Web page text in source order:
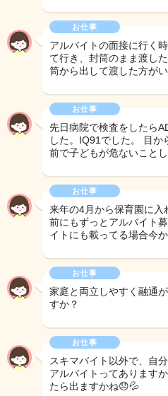
お仕事
アルバイトの面接に行く
て行き、封筒のまま渡し
筒から出して渡した方が
お仕事
先日病院で検査をしたら
した。IQ91でした。 目
前で子どもが危ないこと
お仕事
来年の4月から保育園に
前にもずっとアルバイト
イトにも載ってる場合今
お仕事
家庭と両立しやすく融通
すか？
お仕事
スキマバイト以外で、自
アルバイトってあります
たら出ますかね😞💦